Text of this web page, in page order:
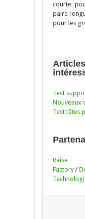
courte
paire
pour les
Test
Nouveaux
Test têtes
Raise
Factory/